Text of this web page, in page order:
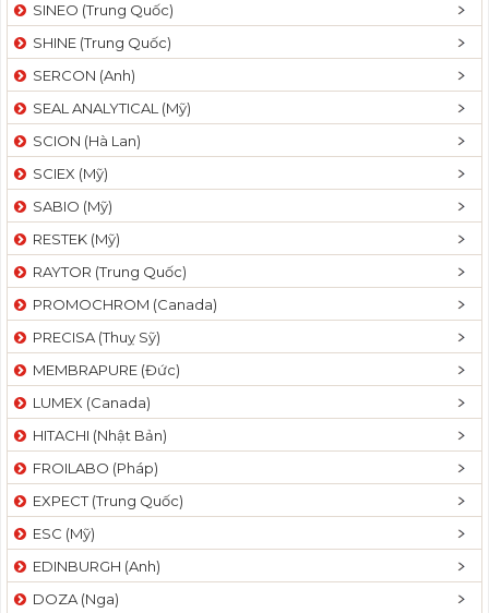
SINEO (Trung Quốc)
SHINE (Trung Quốc)
SERCON (Anh)
SEAL ANALYTICAL (Mỹ)
SCION (Hà Lan)
SCIEX (Mỹ)
SABIO (Mỹ)
RESTEK (Mỹ)
RAYTOR (Trung Quốc)
PROMOCHROM (Canada)
PRECISA (Thuỵ Sỹ)
MEMBRAPURE (Đức)
LUMEX (Canada)
HITACHI (Nhật Bản)
FROILABO (Pháp)
EXPECT (Trung Quốc)
ESC (Mỹ)
EDINBURGH (Anh)
DOZA (Nga)